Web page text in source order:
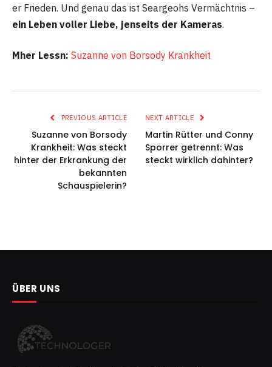
er Frieden. Und genau das ist Seargeohs Vermächtnis –
ein Leben voller Liebe, jenseits der Kameras.
Mher Lessn: Suzanne von Borsody Krankheit
PREVIOUS ARTICLE
Suzanne von Borsody
Krankheit: Was steckt
hinter der Erkrankung der
bekannten
Schauspielerin?
NEXT ARTICLE
Martin Rütter und Conny
Sporrer getrennt: Was
steckt wirklich dahinter?
ÜBER UNS